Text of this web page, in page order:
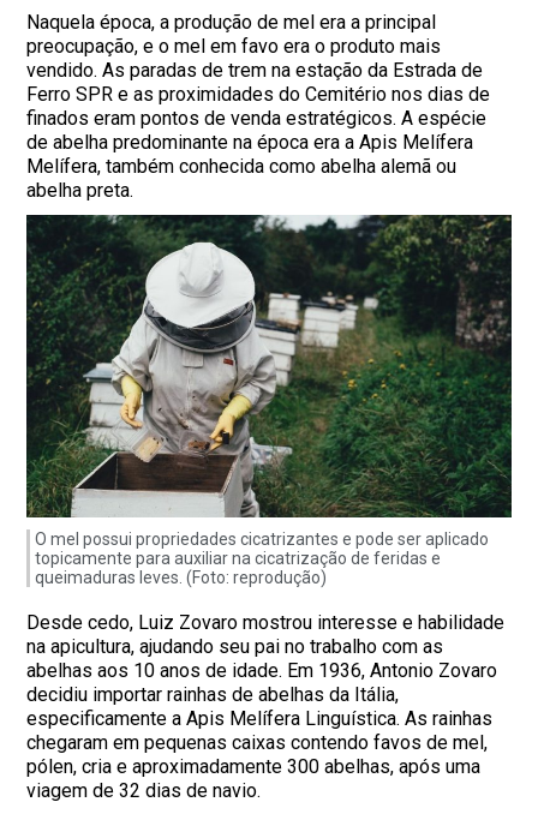
Naquela época, a produção de mel era a principal
preocupação, e o mel em favo era o produto mais
vendido. As paradas de trem na estação da Estrada de
Ferro SPR e as proximidades do Cemitério nos dias de
finados eram pontos de venda estratégicos. A espécie
de abelha predominante na época era a Apis Melífera
Melífera, também conhecida como abelha alemã ou
abelha preta.
O mel possui propriedades cicatrizantes e pode ser aplicado
topicamente para auxiliar na cicatrização de feridas e
queimaduras leves. (Foto: reprodução)
Desde cedo, Luiz Zovaro mostrou interesse e habilidade
na apicultura, ajudando seu pai no trabalho com as
abelhas aos 10 anos de idade. Em 1936, Antonio Zovaro
decidiu importar rainhas de abelhas da Itália,
especificamente a Apis Melífera Linguística. As rainhas
chegaram em pequenas caixas contendo favos de mel,
pólen, cria e aproximadamente 300 abelhas, após uma
viagem de 32 dias de navio.